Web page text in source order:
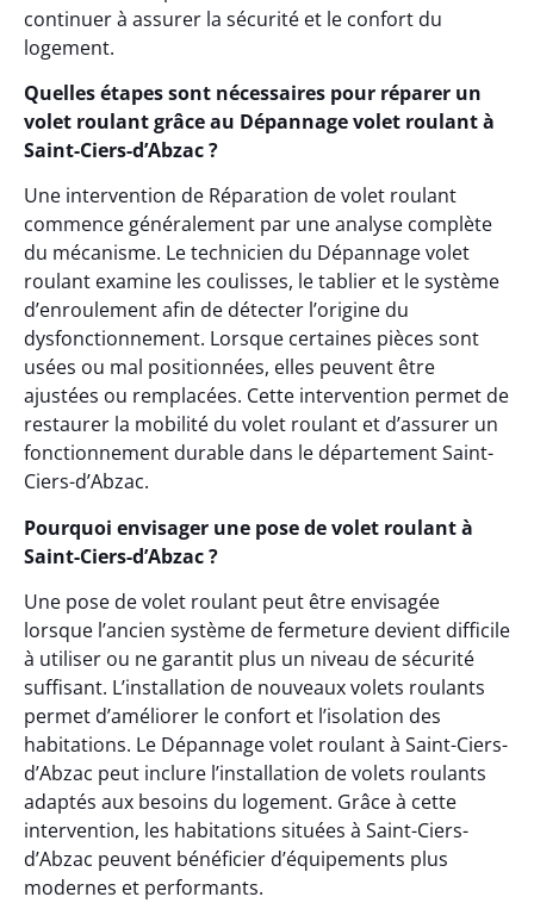
continuer à assurer la sécurité et le confort du
logement.
Quelles étapes sont nécessaires pour réparer un
volet roulant grâce au Dépannage volet roulant à
Saint-Ciers-d’Abzac ?
Une intervention de Réparation de volet roulant
commence généralement par une analyse complète
du mécanisme. Le technicien du Dépannage volet
roulant examine les coulisses, le tablier et le système
d’enroulement afin de détecter l’origine du
dysfonctionnement. Lorsque certaines pièces sont
usées ou mal positionnées, elles peuvent être
ajustées ou remplacées. Cette intervention permet de
restaurer la mobilité du volet roulant et d’assurer un
fonctionnement durable dans le département Saint-
Ciers-d’Abzac.
Pourquoi envisager une pose de volet roulant à
Saint-Ciers-d’Abzac ?
Une pose de volet roulant peut être envisagée
lorsque l’ancien système de fermeture devient difficile
à utiliser ou ne garantit plus un niveau de sécurité
suffisant. L’installation de nouveaux volets roulants
permet d’améliorer le confort et l’isolation des
habitations. Le Dépannage volet roulant à Saint-Ciers-
d’Abzac peut inclure l’installation de volets roulants
adaptés aux besoins du logement. Grâce à cette
intervention, les habitations situées à Saint-Ciers-
d’Abzac peuvent bénéficier d’équipements plus
modernes et performants.